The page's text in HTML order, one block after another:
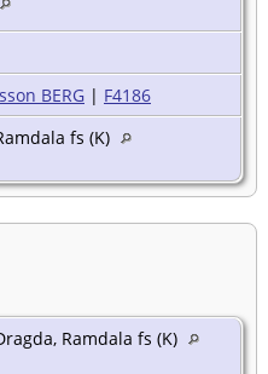
BERG | F4186
fs (K)
Ramdala fs (K)